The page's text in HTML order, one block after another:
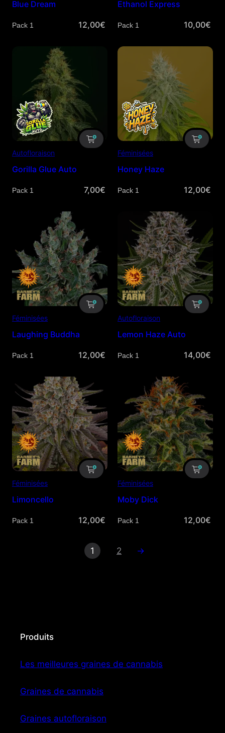
Blue Dream
Quantité 12,00€
Ethanol Express
Quantité 10,00€
Autofloraison
Gorilla Glue Auto
Quantité 7,00€
Féminisées
Honey Haze
Quantité 12,00€
Féminisées
Laughing Buddha
Quantité 12,00€
Autofloraison
Lemon Haze Auto
Quantité 14,00€
Féminisées
Limoncello
Quantité 12,00€
Féminisées
Moby Dick
Quantité 12,00€
1 2 →
Produits
Les meilleures graines de cannabis
Graines de cannabis
Graines autofloraison